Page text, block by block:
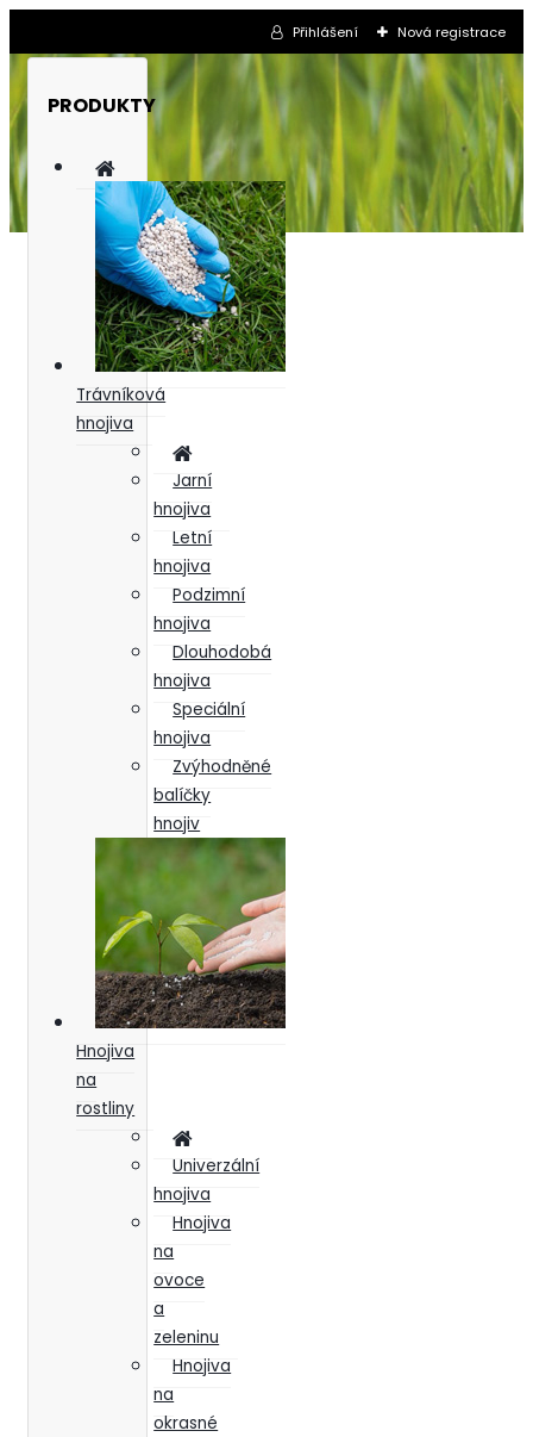
Přihlášení Nová registrace
PRODUKTY
Trávníková
hnojiva
Jarní
hnojiva
Letní
hnojiva
Podzimní
hnojiva
Dlouhodobá
hnojiva
Speciální
hnojiva
Zvýhodněné
balíčky
hnojiv
Hnojiva
na
rostliny
Univerzální
hnojiva
Hnojiva
na
ovoce
a
zeleninu
Hnojiva
na
okrasné